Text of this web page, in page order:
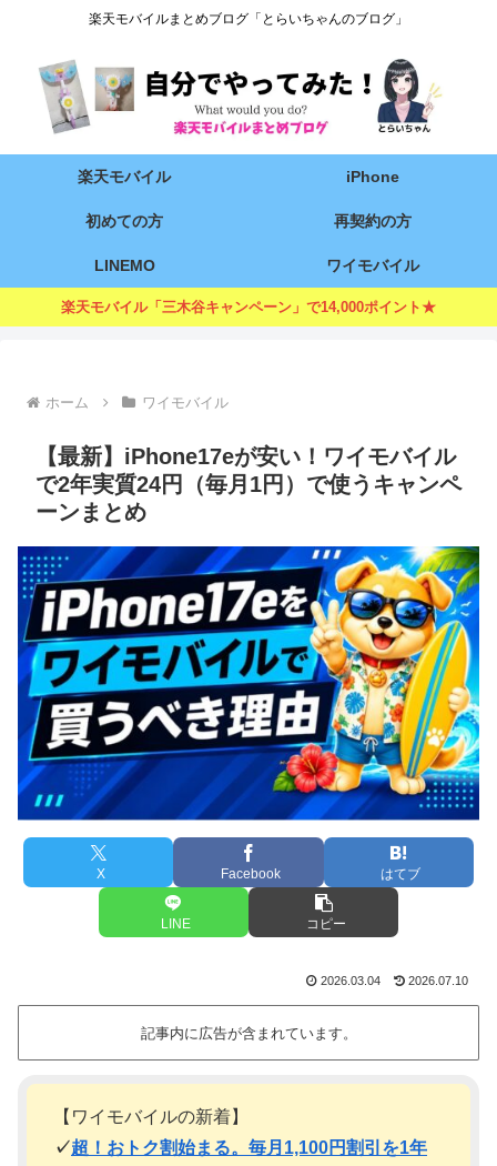
楽天モバイルまとめブログ「とらいちゃんのブログ」
楽天モバイル iPhone
初めての方 再契約の方
LINEMO ワイモバイル
楽天モバイル「三木谷キャンペーン」で14,000ポイント★
ホーム ワイモバイル
【最新】iPhone17eが安い！ワイモバイル
で2年実質24円（毎月1円）で使うキャンペ
ーンまとめ
X Facebook はてブ
LINE コピー
2026.03.04 2026.07.10
記事内に広告が含まれています。
【ワイモバイルの新着】
✓超！おトク割始まる。毎月1,100円割引を1年